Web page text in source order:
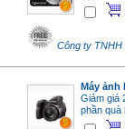
Công ty TNHH
Máy ảnh
Giảm giá
phần quà